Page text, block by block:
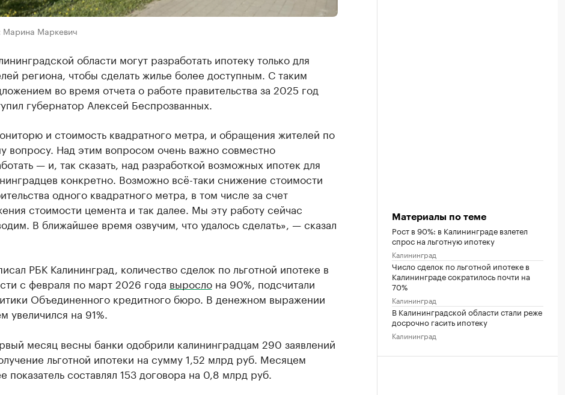
Марина Маркевич
области могут разработать ипотеку только для
региона, чтобы сделать жилье более доступным. С таким
во время отчета о работе правительства за 2025 год
губернатор Алексей Беспрозванных.
и стоимость квадратного метра, и обращения жителей по
вопросу. Над этим вопросом очень важно совместно
— и, так сказать, над разработкой возможных ипотек для
конкретно. Возможно всё-таки снижение стоимости
одного квадратного метра, в том числе за счет
стоимости цемента и так далее. Мы эту работу сейчас
В ближайшее время озвучим, что удалось сделать», — сказал
РБК Калининград, количество сделок по льготной ипотеке в
с февраля по март 2026 года вырослона 90%, подсчитали
Объединенного кредитного бюро. В денежном выражении
увеличился на 91%.
месяц весны банки одобрили калининградцам 290 заявлений
льготной ипотеки на сумму 1,52 млрд руб. Месяцем
показатель составлял 153 договора на 0,8 млрд руб.
Материалы по теме
Рост в 90%: в Калининграде взлетел
спрос на льготную ипотеку
Калининград
Число сделок по льготной ипотеке в
Калининграде сократилось почти на
70%
Калининград
В Калининградской области стали реже
досрочно гасить ипотеку
Калининград